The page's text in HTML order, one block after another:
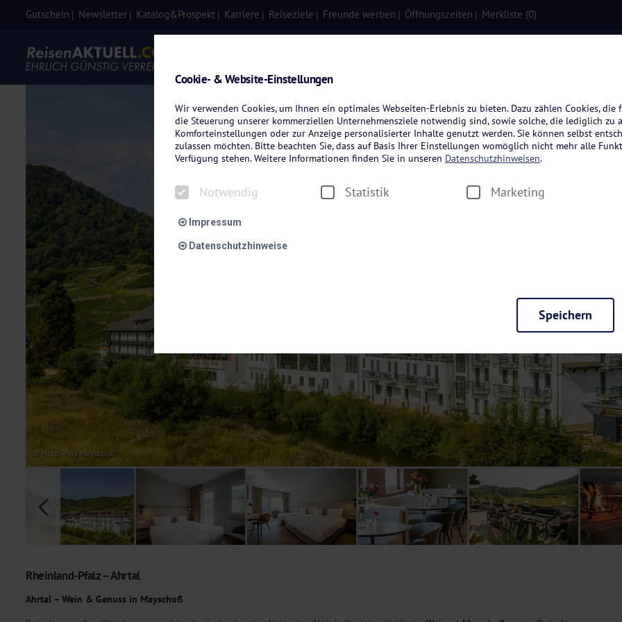
Gutschein Newsletter Katalog&Prospekt Karriere Reiseziele Freunde werben Öffnungszeiten Merkliste (0)
© Hotel May Mayschoß
Rheinland-Pfalz – Ahrtal
Ahrtal – Wein & Genuss in Mayschoß
Cookie- & Website-Einstellungen
Wir verwenden Cookies, um Ihnen ein optimales Webseiten-Erlebnis zu bieten. Dazu zählen Cookies,
die Steuerung unserer kommerziellen Unternehmensziele notwendig sind, sowie solche, die lediglich zu
Komforteinstellungen oder zur Anzeige personalisierter Inhalte genutzt werden. Sie können selbst
zulassen möchten. Bitte beachten Sie, dass auf Basis Ihrer Einstellungen womöglich nicht mehr alle
Verfügung stehen. Weitere Informationen finden Sie in unseren Datenschutzhinweisen.
Notwendig Statistik Marketing
Impressum
Datenschutzhinweise
Diese Cookies sind für den Betrieb der Seite unbedingt notwendig und ermöglichen beispielsweise
möchten, um Ihnen unsere Dienste bei einem erneuten Besuch unserer Seite schneller zur Verfügung zu
Statistik
Um unser Angebot und unsere Webseite weiter zu verbessern, erfassen wir anonymisierte Daten für
dieser Cookies können wir beispielsweise die Besucherzahlen und den Effekt bestimmter Seiten unseres
unsere Inhalte optimieren. Wir nutzen hierfür Dienste von Google und Facebook. Durch diese Dienste
Übermittlung, der auf unsere Website erfassten Daten, kommen. Weitere Hinweise zu der Verarbeitung
Datenschutzhinweisen. Sie können Ihre Einwilligung jederzeit in den Cookie-Einstellungenwiderrufen.
Marketing
Diese Cookies werden genutzt, um Ihnen personalisierte Inhalte, passend zu Ihren Interessen anzuzeigen.
Speichern